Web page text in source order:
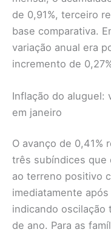
de 0,91%, terceiro
base comparativa.
variação anual era
incremento de
Inflação do aluguel:
em janeiro
O avanço de 0,41%
três subíndices que
ao terreno positivo
imediatamente
indicando oscilação
de ano. Para as